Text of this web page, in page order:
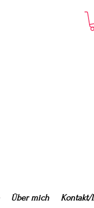
Über mich Kontakt/